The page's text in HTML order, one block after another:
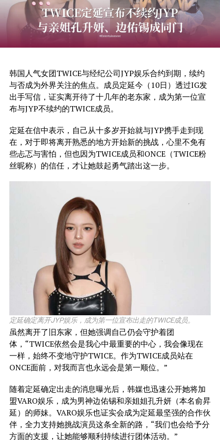
韩国人气女团TWICE与经纪公司JYP娱乐合约到期，续约
与否成为外界关注的焦点。成员定延今（10日）透过IG发
出手写信，证实离开待了十几年的老东家，成为第一位宣
布与JYP不续约的TWICE成员。
定延在信中表示，自己从十多岁开始就与JYP携手走到现
在，对于即将离开熟悉的地方开始新的挑战，心里不免有
些忐忑与害怕，但也因为TWICE成员和ONCE（TWICE粉
丝昵称）的信任，才让她鼓起勇气踏出这一步。
定延确定离开JYP娱乐，成为第一位宣布出走的TWICE成员。
虽然离开了旧东家，但她强调自己仍会守护着团
体，“TWICE依然会是我心中最重要的中心，我会像现在
一样，始终不变地守护TWICE。作为TWICE成员站在
ONCE面前，对我而言也永远会是第一顺位。”
随着定延确定出走的消息曝光后，韩媒也迅速公开她将加
盟VARO娱乐，成为男神边佑锡和亲姐姐孔升妍（本名俞昇
延）的师妹。VARO娱乐也证实会成为定延最坚强的合作伙
伴，全力支持她挑战演员这条全新的路，“我们也会给予分
方面的支援，让她能够顺利持续进行团体活动。”